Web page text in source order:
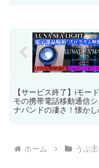
【サービス終了】iモー
モの携帯電話移動通信
ナバンドの凄さ！懐かし
ホーム うぷ